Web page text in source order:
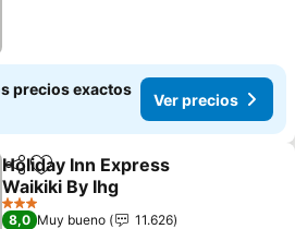
precios exactos
Ver precios
CompartirAgregar a favoritos
Holiday Inn Express
Waikiki By Ihg
3 Estrellas
8,0 Muy bueno
11.626